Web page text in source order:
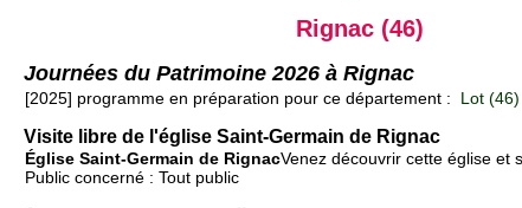
Rignac (46)
Journées du Patrimoine 2026 à Rignac
[2025] programme en préparation pour ce département : Lot (46)
Visite libre de l'église Saint-Germain de Rignac
Église Saint-Germain de RignacVenez découvrir cette église et
Public concerné : Tout public